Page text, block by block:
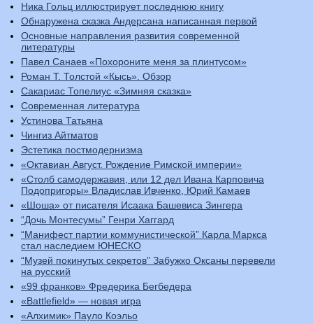
Ника Гольц иллюстрирует последнюю книгу
Обнаружена сказка Андерсана написанная первой
Основные направления развития современной
литературы
Павел Санаев «Похороните меня за плинтусом»
Роман Т. Толстой «Кысь». Обзор
Сакариас Топелиус «Зимняя сказка»
Современная литература
Устинова Татьяна
Чингиз Айтматов
Эстетика постмодернизма
«Октавиан Август. Рождение Римской империи»
«Столб самодержавия, или 12 дел Ивана Карповича
Подопригоры» Владислав Ивченко, Юрий Камаев
«Шоша» от писателя Исаака Башевиса Зингера
“Дочь Монтесумы” Генри Хаггард
“Манифест партии коммунистической” Карла Маркса
стал наследием ЮНЕСКО
“Музей покинутых секретов” Забужко Оксаны перевели
на русский
«99 франков» Фредерика Бегбедера
«Battlefield» — новая игра
«Алхимик» Пауло Коэльо